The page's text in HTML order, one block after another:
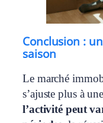
Conclusion :
saison
Le marché
s’ajuste plus à
l’activité peut